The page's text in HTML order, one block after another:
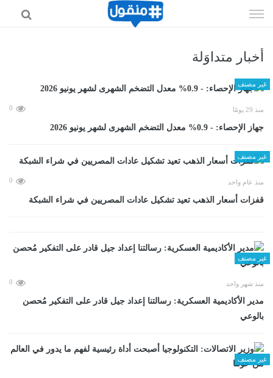
الى
أخبار متداوَلة
غير مصنف
منذ 29 يومًا 0
جهاز الإحصاء: - 0.9% معدل التضخم الشهرى لشهر يونيو 2026
غير مصنف
منذ عام واحد 0
قفزات أسعار الذهب تعيد تشكيل عادات المصريين في شراء الشبكة
غير مصنف
منذ شهر واحد 0
مدير الأكاديمية العسكرية: رسالتنا إعداد جيل قادر على التفكير مُحصن
بالوعي
غير مصنف